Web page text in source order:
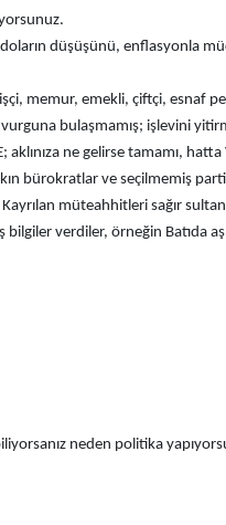
düşüşünü, enflasyonla
memur, emekli, çiftçi, esnaf
bulaşmamış; işlevini
aklınıza ne gelirse tamamı,
bürokratlar ve seçilmemiş
müteahhitleri sağır
verdiler, örneğin Batıda
neden politika